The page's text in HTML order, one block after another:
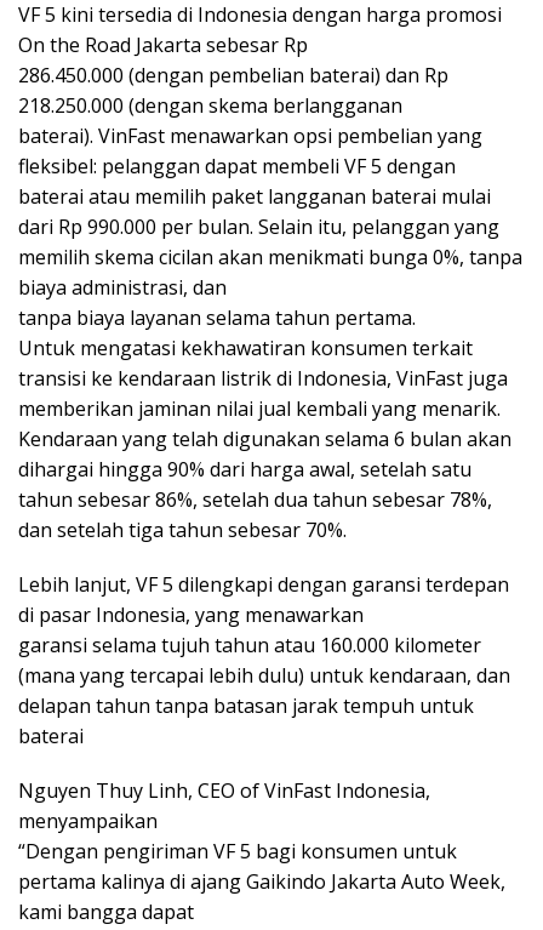
VF 5 kini tersedia di Indonesia dengan harga promosi
On the Road Jakarta sebesar Rp
286.450.000 (dengan pembelian baterai) dan Rp
218.250.000 (dengan skema berlangganan
baterai). VinFast menawarkan opsi pembelian yang
fleksibel: pelanggan dapat membeli VF 5 dengan
baterai atau memilih paket langganan baterai mulai
dari Rp 990.000 per bulan. Selain itu, pelanggan yang
memilih skema cicilan akan menikmati bunga 0%, tanpa
biaya administrasi, dan
tanpa biaya layanan selama tahun pertama.
Untuk mengatasi kekhawatiran konsumen terkait
transisi ke kendaraan listrik di Indonesia, VinFast juga
memberikan jaminan nilai jual kembali yang menarik.
Kendaraan yang telah digunakan selama 6 bulan akan
dihargai hingga 90% dari harga awal, setelah satu
tahun sebesar 86%, setelah dua tahun sebesar 78%,
dan setelah tiga tahun sebesar 70%.
Lebih lanjut, VF 5 dilengkapi dengan garansi terdepan
di pasar Indonesia, yang menawarkan
garansi selama tujuh tahun atau 160.000 kilometer
(mana yang tercapai lebih dulu) untuk kendaraan, dan
delapan tahun tanpa batasan jarak tempuh untuk
baterai
Nguyen Thuy Linh, CEO of VinFast Indonesia,
menyampaikan
“Dengan pengiriman VF 5 bagi konsumen untuk
pertama kalinya di ajang Gaikindo Jakarta Auto Week,
kami bangga dapat